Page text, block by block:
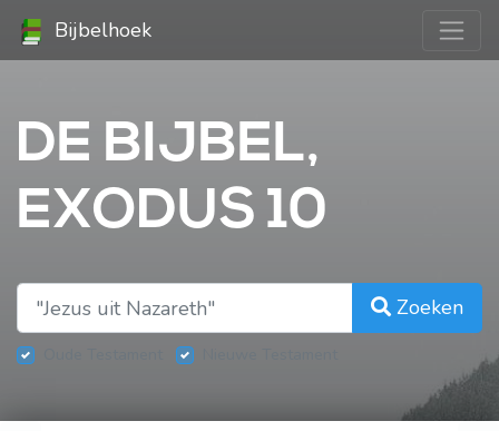
Bijbelhoek
DE BIJBEL,
EXODUS 10
Zoeken